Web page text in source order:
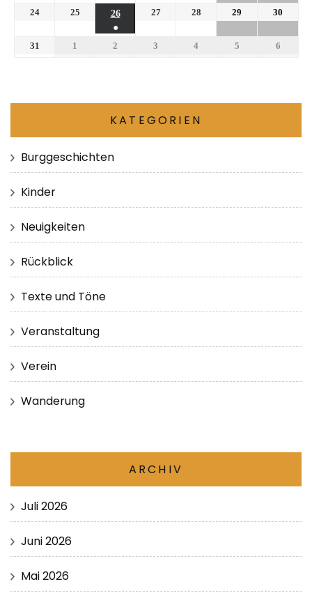
24 25
26
●
27 28 29 30
31 1 2 3 4 5 6
KATEGORIEN
Burggeschichten
Kinder
Neuigkeiten
Rückblick
Texte und Töne
Veranstaltung
Verein
Wanderung
ARCHIV
Juli 2026
Juni 2026
Mai 2026